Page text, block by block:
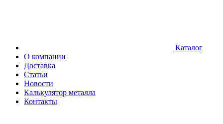
Каталог
О компании
Доставка
Статьи
Новости
Калькулятор металла
Контакты